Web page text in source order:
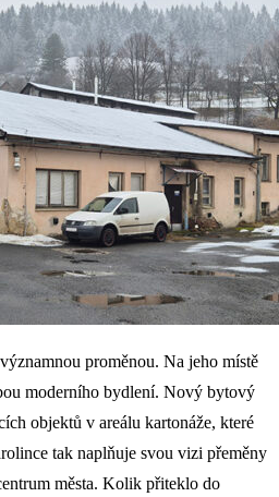
proměnou. Na jeho místě
moderního bydlení. Nový bytový
objektů v areálu kartonáže, které
tak naplňuje svou vizi přeměny
města. Kolik přiteklo do